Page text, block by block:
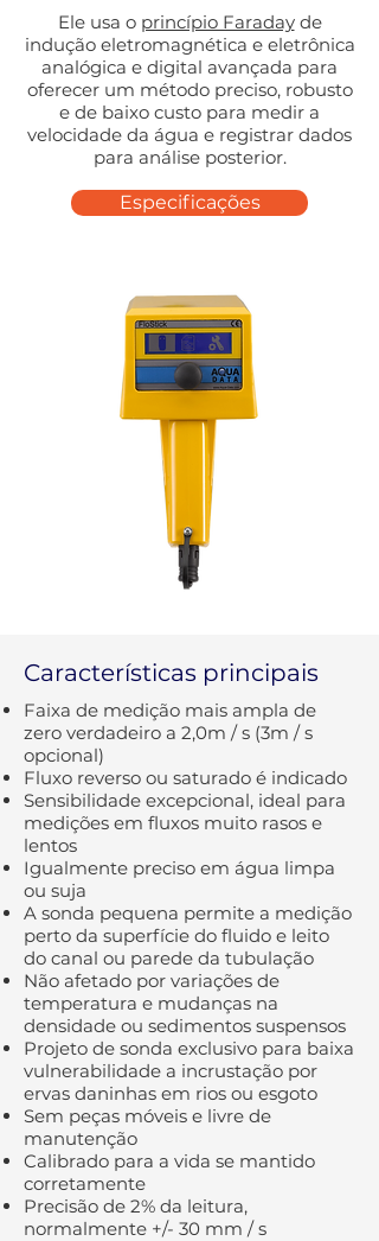
Ele usa o princípio Faradayde
indução eletromagnética e eletrônica
analógica e digital avançada para
oferecer um método preciso, robusto
e de baixo custo para medir a
velocidade da água e registrar dados
para análise posterior.
Especificações
Características principais
Faixa de medição mais ampla de
zero verdadeiro a 2,0m / s (3m / s
opcional)
Fluxo reverso ou saturado é indicado
Sensibilidade excepcional, ideal para
medições em fluxos muito rasos e
lentos
Igualmente preciso em água limpa
ou suja
A sonda pequena permite a medição
perto da superfície do fluido e leito
do canal ou parede da tubulação
Não afetado por variações de
temperatura e mudanças na
densidade ou sedimentos suspensos
Projeto de sonda exclusivo para baixa
vulnerabilidade a incrustação por
ervas daninhas em rios ou esgoto
Sem peças móveis e livre de
manutenção
Calibrado para a vida se mantido
corretamente
Precisão de 2% da leitura,
normalmente +/- 30 mm / s